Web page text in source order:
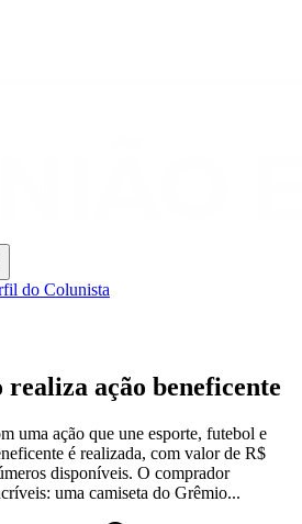
do Colunista
ação beneficente
uma ação que une esporte, futebol e
é realizada, com valor de R$
disponíveis. O comprador
uma camiseta do Grêmio...